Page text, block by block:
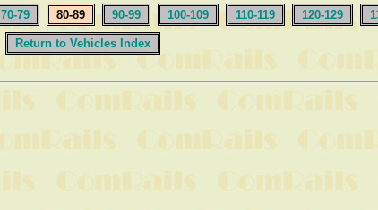
70-79 80-89 90-99 100-109 110-119 120-129
Return to Vehicles Index